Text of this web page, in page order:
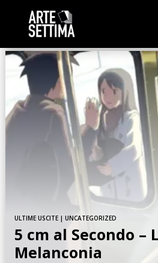
ULTIME USCITE| UNCATEGORIZED
5 cm al Secondo –
Melanconia